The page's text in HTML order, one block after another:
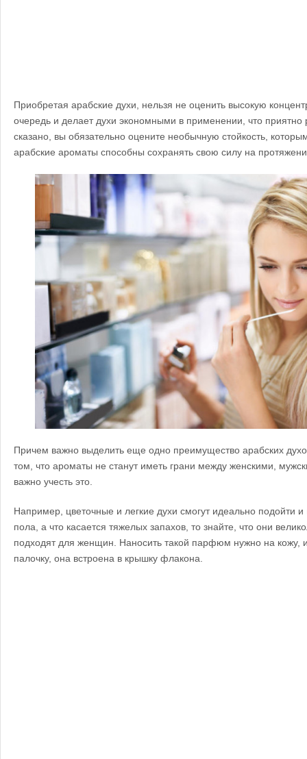
Приобретая арабские духи, нельзя не оценить высокую
очередь и делает духи экономными в применении, что приятно
сказано, вы обязательно оцените необычную стойкость,
арабские ароматы способны сохранять свою силу на
Причем важно выделить еще одно преимущество арабских
том, что ароматы не станут иметь грани между женскими,
важно учесть это.
Например, цветочные и легкие духи смогут идеально подойти и
пола, а что касается тяжелых запахов, то знайте, что они
подходят для женщин. Наносить такой парфюм нужно на кожу,
палочку, она встроена в крышку флакона.